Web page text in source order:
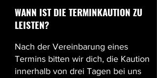
WANN IST DIE TERMINKAUTION ZU
LEISTEN?
Nach der Vereinbarung eines
Termins bitten wir dich, die Kaution
innerhalb von drei Tagen bei uns